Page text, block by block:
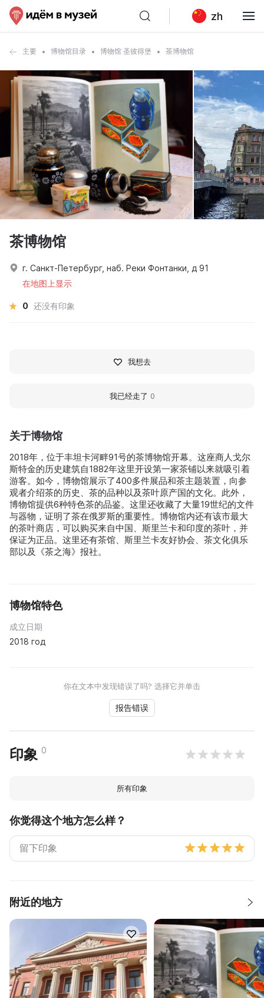
zh
主要 博物馆目录 博物馆 圣彼得堡 茶博物馆
关于博物馆
2018年，位于丰坦卡河畔91号的茶博物馆开幕。这座商人戈尔
斯特金的历史建筑自1882年这里开设第一家茶铺以来就吸引着
游客。如今，博物馆展示了400多件展品和茶主题装置，向参
观者介绍茶的历史、茶的品种以及茶叶原产国的文化。此外，
博物馆提供6种特色茶的品鉴。这里还收藏了大量19世纪的文件
与器物，证明了茶在俄罗斯的重要性。博物馆内还有该市最大
的茶叶商店，可以购买来自中国、斯里兰卡和印度的茶叶，并
保证为正品。这里还有茶馆、斯里兰卡友好协会、茶文化俱乐
部以及《茶之海》报社。
博物馆特色
成立日期
2018 год
你在文本中发现错误了吗? 选择它并单击
报告错误
印象 0
所有印象
你觉得这个地方怎么样？
附近的地方
茶博物馆
г. Санкт-Петербург, наб. Реки Фонтанки, д 91
在地图上显示
0 还没有印象
我想去
我已经走了 0